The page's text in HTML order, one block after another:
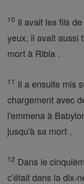
10 Il avait les fils
yeux, il avait aussi
mort à Ribla .
11 Il a ensuite mis
chargement avec
l'emmena à
jusqu'à sa mort .
12 Dans le
c'était dans la dix-